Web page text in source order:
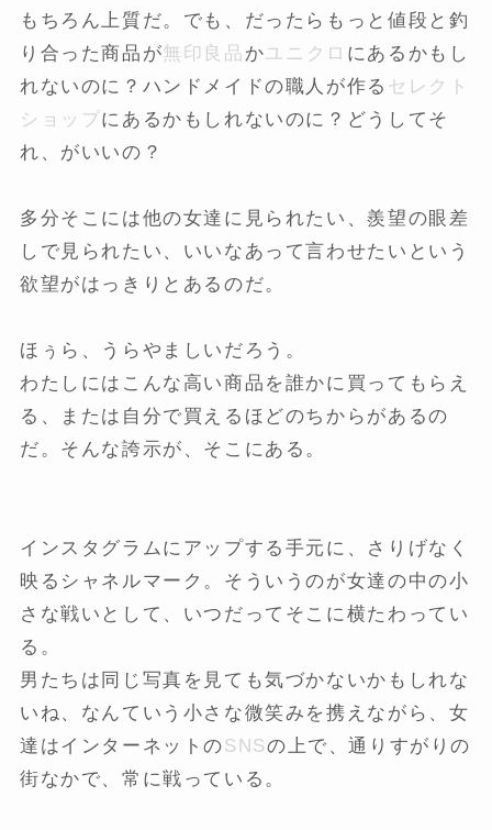
もちろん上質だ。でも、だったらもっと値段と釣
り合った商品が無印良品 かユニクロ にあるかもし
れないのに？ハンドメイドの職人が作る セレクト
ショップにあるかもしれないのに？どうしてそ
れ、がいいの？
多分そこには他の女達に見られたい、羨望の眼差
しで見られたい、いいなあって言わせたいという
欲望がはっきりとあるのだ。
ほぅら、うらやましいだろう。
わたしにはこんな高い商品を誰かに買ってもらえ
る、または自分で買えるほどのちからがあるの
だ。そんな誇示が、そこにある。
インスタグラムにアップする手元に、さりげなく
映るシャネルマーク。そういうのが女達の中の小
さな戦いとして、いつだってそこに横たわってい
る。
男たちは同じ写真を見ても気づかないかもしれな
いね、なんていう小さな微笑みを携えながら、女
達はインターネットのSNSの上で、通りすがりの
街なかで、常に戦っている。